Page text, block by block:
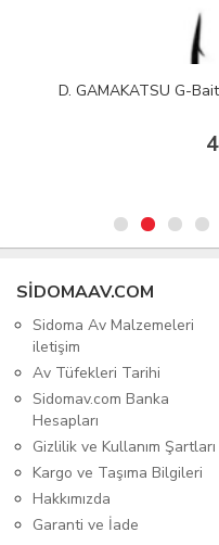
D. GAMAKATSU G-
SIDOMAAV.COM
Sidoma Av Malzemeleri
iletişim
Av Tüfekleri Tarihi
Sidomav.com Banka
Hesapları
Gizlilik ve Kullanım Şartları
Kargo ve Taşıma Bilgileri
Hakkımızda
Garanti ve İade